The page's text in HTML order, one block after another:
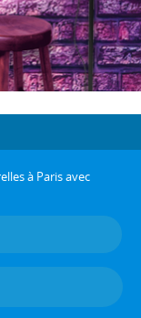
à Paris avec